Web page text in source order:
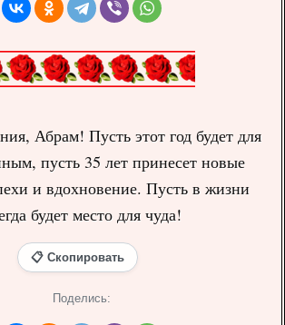
Абрам! Пусть этот год будет для
пусть 35 лет принесет новые
и вдохновение. Пусть в жизни
будет место для чуда!
📋 Скопировать
Поделись: